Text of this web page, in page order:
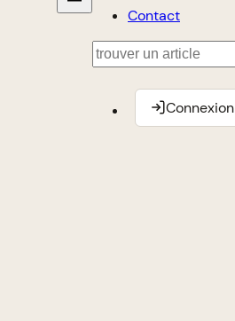
Contact
Rechercher
Connexion